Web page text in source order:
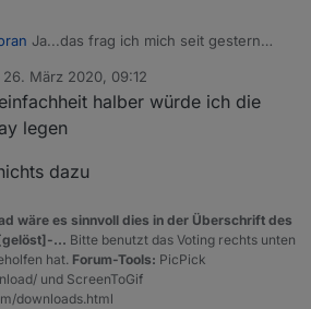
Ja...das frag ich mich seit gestern
neu gestartet, die Heizgruppe
bei mir sieht es momentan so
26. März 2020, 09:12
von
halber würde ich die
legen
dazu
wäre es sinnvoll dies in der Überschrift des
... Bitte benutzt das Voting rechts unten
hat. Forum-Tools: PicPick
und ScreenToGif
downloads.html